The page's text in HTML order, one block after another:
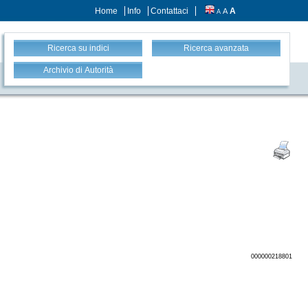
Home Info Contattaci A A A
Ricerca su indici Ricerca avanzata
Archivio di Autorità